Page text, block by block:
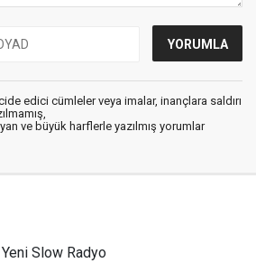
edici cümleler veya imalar, inançlara saldırı
ve büyük harflerle yazılmış yorumlar
Yeni Slow Radyo